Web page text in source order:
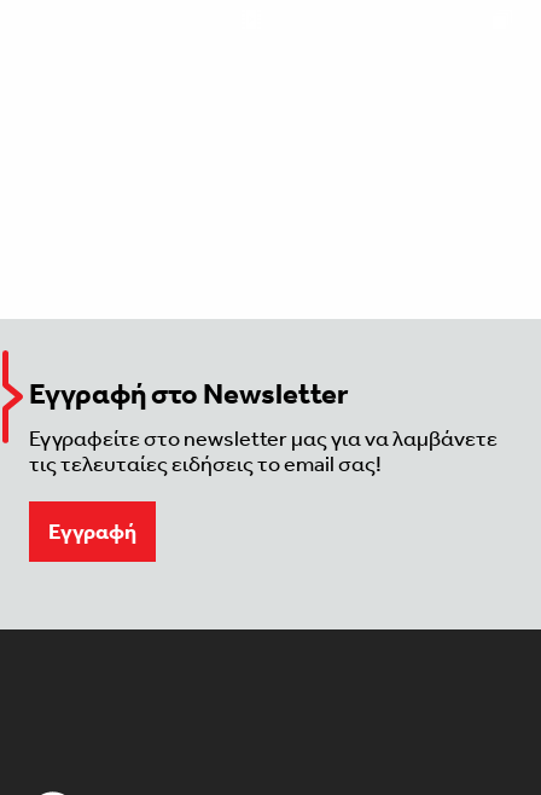
Εγγραφή στο Newsletter
Εγγραφείτε στο newsletter μας για να λαμβάνετε
τις τελευταίες ειδήσεις το email σας!
Eγγραφή